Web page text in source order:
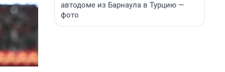
автодоме из Барнаула в Турцию —
фото